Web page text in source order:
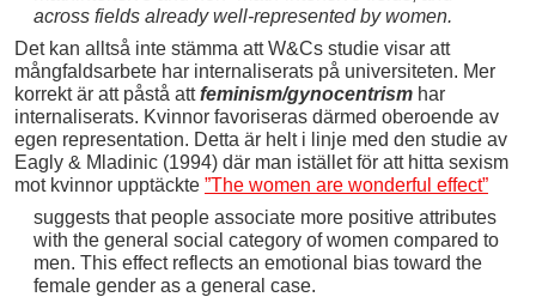
across fields already well-represented by women.
Det kan alltså inte stämma att W&Cs studie visar att
mångfaldsarbete har internaliserats på universiteten. Mer
korrekt är att påstå attfeminism/gynocentrism har
internaliserats. Kvinnor favoriseras därmed oberoende av
egen representation. Detta är helt i linje med den studie av
Eagly & Mladinic (1994) där man istället för att hitta sexism
mot kvinnor upptäckte ”The women are wonderful effect”
suggests that people associate more positive attributes
with the general social category of women compared to
men. This effect reflects an emotional bias toward the
female gender as a general case.